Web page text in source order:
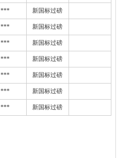
*** 新国标过磅
*** 新国标过磅
*** 新国标过磅
*** 新国标过磅
*** 新国标过磅
*** 新国标过磅
*** 新国标过磅